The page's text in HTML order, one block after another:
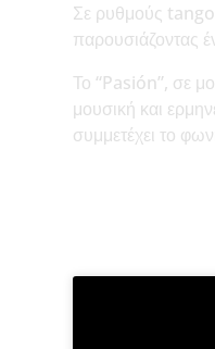
Σε ρυθμούς tango
παρουσιάζοντας
Το “Pasión”, σε
μουσική και
συμμετέχει το